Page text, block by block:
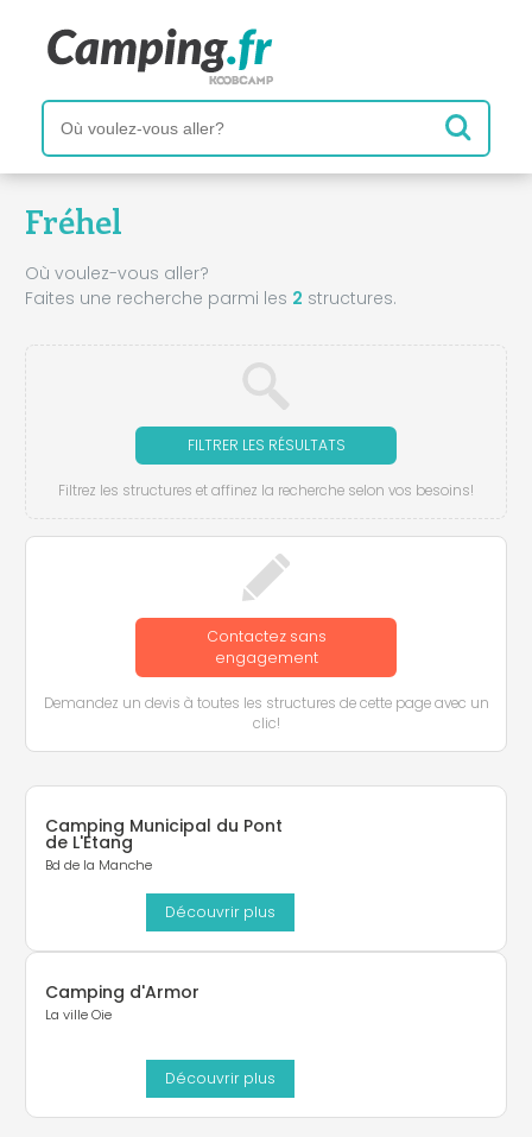
Fréhel
Où voulez-vous aller?
Faites une recherche parmi les 2 structures.
FILTRER LES RÉSULTATS
Filtrez les structures et affinez la recherche selon vos besoins!
Contactez sans
engagement
Demandez un devis à toutes les structures de cette page avec un
clic!
Camping Municipal du Pont
de L'Etang
Bd de la Manche
Découvrir plus
Camping d'Armor
La ville Oie
Découvrir plus